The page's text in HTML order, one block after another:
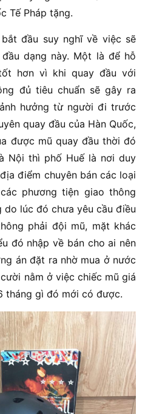
Tế Pháp tặng.
đầu suy nghĩ về việc sẽ
dạng này. Một là để hỗ
hơn vì khi quay đầu với
đủ tiêu chuẩn sẽ gây ra
hưởng từ người đi trước
quay đầu của Hàn Quốc,
được mũ quay đầu thời đó
Nội thì phố Huế là nơi duy
điểm chuyên bán các loại
phương tiện giao thông
do lúc đó chưa yêu cầu điều
phải đội mũ, mặt khác
đó nhập về bán cho ai nên
án đặt ra nhờ mua ở nước
nằm ở việc chiếc mũ giá
tháng gì đó mới có được.